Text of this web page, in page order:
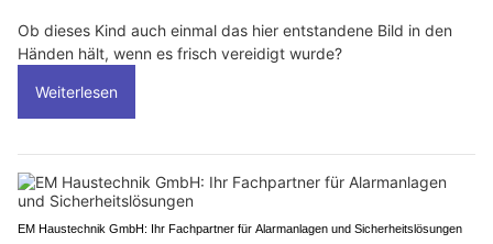
Ob dieses Kind auch einmal das hier entstandene Bild in den
Händen hält, wenn es frisch vereidigt wurde?
Weiterlesen
EM Haustechnik GmbH: Ihr Fachpartner für Alarmanlagen und Sicherheitslösungen